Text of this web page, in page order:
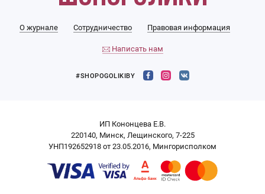
О журнале Сотрудничество Правовая информация
Написать нам
#SHOPOGOLIKIBY
ИП Кононцева Е.В.
220140, Минск, Лещинского, 7-225
УНП192652918 от 23.05.2016, Мингорисполком